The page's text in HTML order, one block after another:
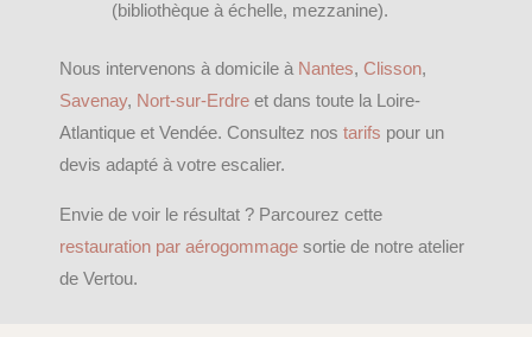
(bibliothèque à échelle, mezzanine).
Nous intervenons à domicile à Nantes, Clisson,
Savenay, Nort-sur-Erdre et dans toute la Loire-
Atlantique et Vendée. Consultez nos tarifs pour un
devis adapté à votre escalier.
Envie de voir le résultat ? Parcourez cette
restauration par aérogommage sortie de notre atelier
de Vertou.